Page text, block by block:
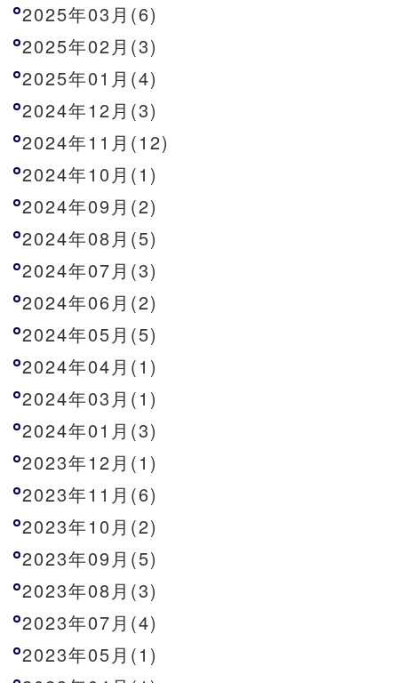
2025年03月(6)
2025年02月(3)
2025年01月(4)
2024年12月(3)
2024年11月(12)
2024年10月(1)
2024年09月(2)
2024年08月(5)
2024年07月(3)
2024年06月(2)
2024年05月(5)
2024年04月(1)
2024年03月(1)
2024年01月(3)
2023年12月(1)
2023年11月(6)
2023年10月(2)
2023年09月(5)
2023年08月(3)
2023年07月(4)
2023年05月(1)